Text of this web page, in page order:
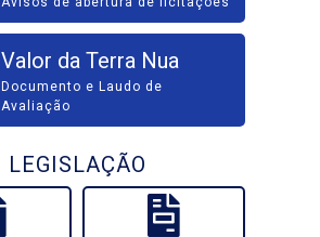
Valor da Terra Nua
Documento e Laudo de
Avaliação
LEGISLAÇÃO